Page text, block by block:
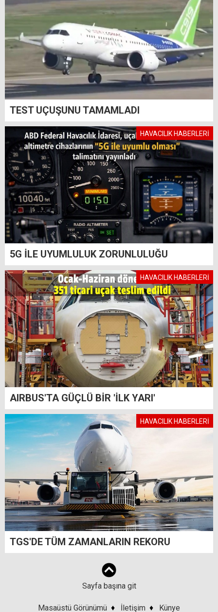
TEST UÇUŞUNU TAMAMLADI
HAVACILIK HABERLERİ
5G İLE UYUMLULUK ZORUNLULUĞU
HAVACILIK HABERLERİ
AIRBUS'TA GÜÇLÜ BİR 'İLK YARI'
HAVACILIK HABERLERİ
TGS'DE TÜM ZAMANLARIN REKORU
Sayfa başına git
Masaüstü Görünümü ♦ İletişim ♦ Künye